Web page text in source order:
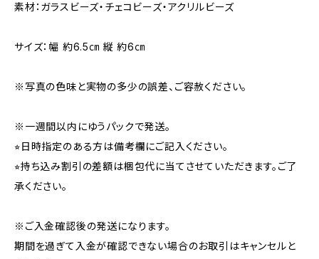
素材：ガラスビーズ・チェコビーズ・アクリルビーズ
サイズ：幅 約6.5㎝ 縦 約6㎝
※写真の色味と実物の多少の誤差、ご容赦ください。
※一週間以内にゆうパックで発送。
⭐︎日時指定のある方は備考欄にご記入ください。
⭐︎持ち込み割引の差額は梱包代に当てさせていただきます。ご了
承ください。
※ご入金確認後の発送になります。
期間を過ぎて入金が確認できない場合のお取引はキャンセルと